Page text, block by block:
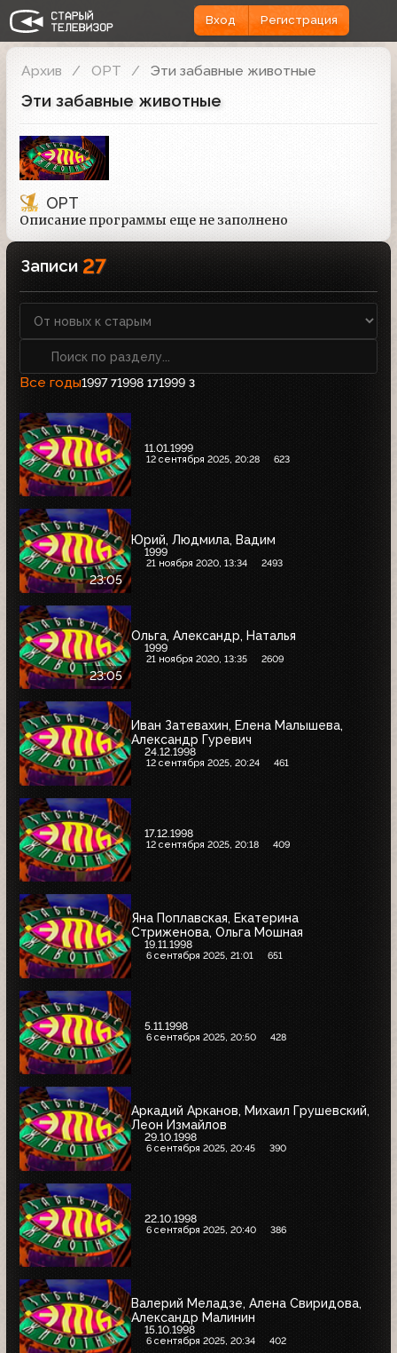
Вход Регистрация
Архив ОРТ Эти забавные животные
Эти забавные животные
ОРТ
Описание программы еще не заполнено
Записи 27
Все годы1997 71998 171999 3
11.01.1999
12 сентября 2025, 20:28 623
23:05
Юрий, Людмила, Вадим
1999
21 ноября 2020, 13:34 2493
23:05
Ольга, Александр, Наталья
1999
21 ноября 2020, 13:35 2609
Иван Затевахин, Елена Малышева,
Александр Гуревич
24.12.1998
12 сентября 2025, 20:24 461
17.12.1998
12 сентября 2025, 20:18 409
Яна Поплавская, Екатерина
Стриженова, Ольга Мошная
19.11.1998
6 сентября 2025, 21:01 651
5.11.1998
6 сентября 2025, 20:50 428
Аркадий Арканов, Михаил Грушевский,
Леон Измайлов
29.10.1998
6 сентября 2025, 20:45 390
22.10.1998
6 сентября 2025, 20:40 386
Валерий Меладзе, Алена Свиридова,
Александр Малинин
15.10.1998
6 сентября 2025, 20:34 402